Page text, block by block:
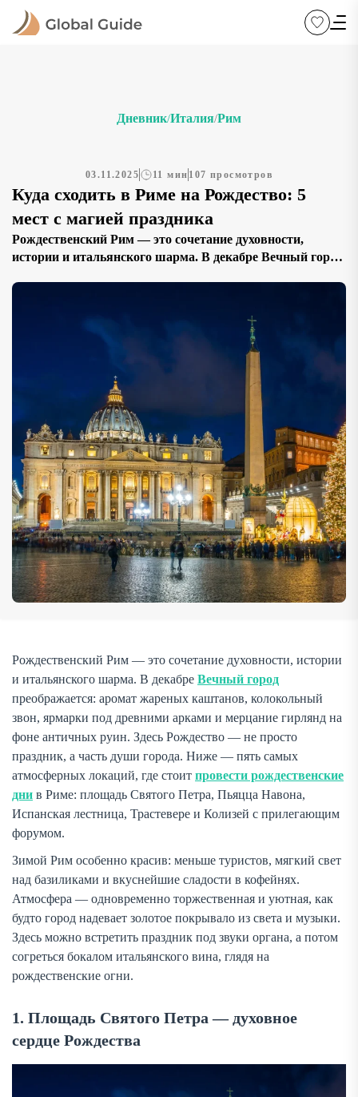
Дневник/Италия/Рим
03.11.2025 11 мин 107 просмотров
Куда сходить в Риме на Рождество: 5
мест с магией праздника
Рождественский Рим — это сочетание духовности,
истории и итальянского шарма. В декабре Вечный город
колокольный звон, ярмарки под древними арками и
Рождество — не просто праздник, а часть души города.
Ниже — пять самых атмосферных локаций, где стоит
провести рождественские дни в Риме: площадь […]
Рождественский Рим — это сочетание духовности, истории
и итальянского шарма. В декабре Вечный город
преображается: аромат жареных каштанов, колокольный
звон, ярмарки под древними арками и мерцание гирлянд на
фоне античных руин. Здесь Рождество — не просто
праздник, а часть души города. Ниже — пять самых
атмосферных локаций, где стоит провести рождественские
дни в Риме: площадь Святого Петра, Пьяцца Навона,
Испанская лестница, Трастевере и Колизей с прилегающим
форумом.
Зимой Рим особенно красив: меньше туристов, мягкий свет
над базиликами и вкуснейшие сладости в кофейнях.
Атмосфера — одновременно торжественная и уютная, как
будто город надевает золотое покрывало из света и музыки.
Здесь можно встретить праздник под звуки органа, а потом
согреться бокалом итальянского вина, глядя на
рождественские огни.
1. Площадь Святого Петра — духовное
сердце Рождества